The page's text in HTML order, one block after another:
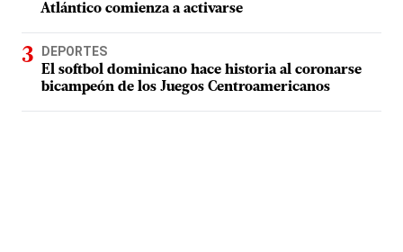
Atlántico comienza a activarse
DEPORTES
El softbol dominicano hace historia al coronarse
bicampeón de los Juegos Centroamericanos